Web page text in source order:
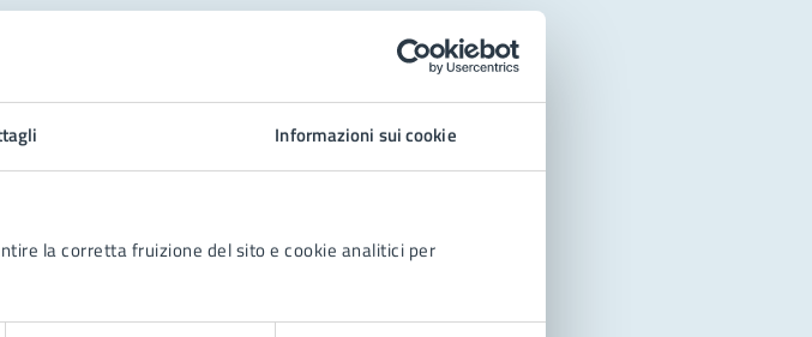
Informazioni sui cookie
la corretta fruizione del sito e cookie analitici per